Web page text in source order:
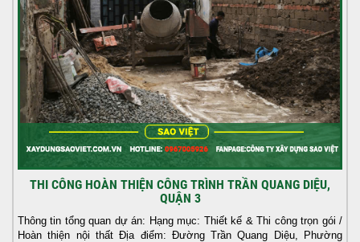
THI CÔNG HOÀN THIỆN CÔNG TRÌNH TRẦN QUANG DIỆU,
QUẬN 3
Thông tin tổng quan dự án: Hạng mục: Thiết kế & Thi công trọn gói /
Hoàn thiện nội thất Địa điểm: Đường Trần Quang Diệu, Phường